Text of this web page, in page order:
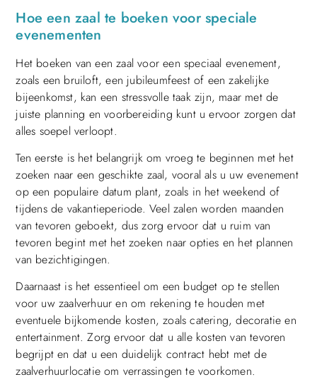
Hoe een zaal te boeken voor speciale
evenementen
Het boeken van een zaal voor een speciaal evenement,
zoals een bruiloft, een jubileumfeest of een zakelijke
bijeenkomst, kan een stressvolle taak zijn, maar met de
juiste planning en voorbereiding kunt u ervoor zorgen dat
alles soepel verloopt.
Ten eerste is het belangrijk om vroeg te beginnen met het
zoeken naar een geschikte zaal, vooral als u uw evenement
op een populaire datum plant, zoals in het weekend of
tijdens de vakantieperiode. Veel zalen worden maanden
van tevoren geboekt, dus zorg ervoor dat u ruim van
tevoren begint met het zoeken naar opties en het plannen
van bezichtigingen.
Daarnaast is het essentieel om een budget op te stellen
voor uw zaalverhuur en om rekening te houden met
eventuele bijkomende kosten, zoals catering, decoratie en
entertainment. Zorg ervoor dat u alle kosten van tevoren
begrijpt en dat u een duidelijk contract hebt met de
zaalverhuurlocatie om verrassingen te voorkomen.